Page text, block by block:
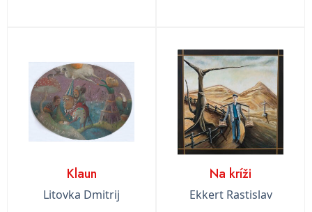
Klaun
Litovka Dmitrij
Na kríži
Ekkert Rastislav